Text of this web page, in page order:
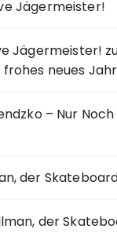
Jägermeister!
Jägermeister!
neues Jahr
– Nur Noch
der
der